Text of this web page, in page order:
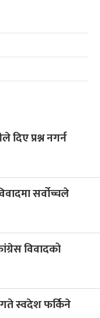
दिए प्रश्न नगर्न
सर्वोच्चले
विवादको
स्वदेश फर्किने